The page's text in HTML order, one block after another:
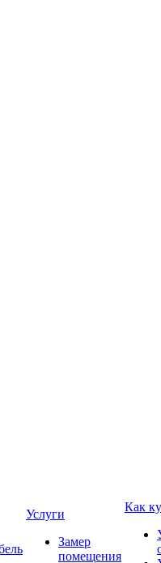
Услуги
Замер
помещения
Как